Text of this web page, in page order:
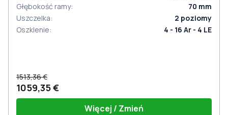
Głębokość ramy: 70 mm
Uszczelka: 2 poziomy
Oszklenie: 4 - 16 Ar - 4 LE
1513,36 €
1059,35 €
Więcej / Zmień